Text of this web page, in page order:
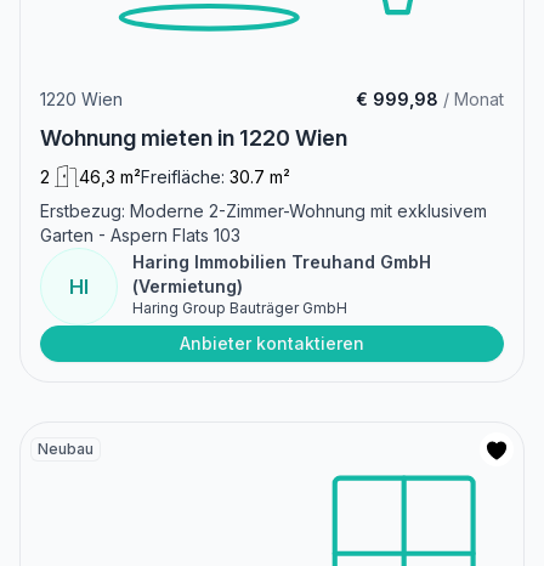
1220 Wien € 999,98 / Monat
Wohnung mieten in 1220 Wien
2 46,3 m²Freifläche: 30.7 m²
Erstbezug: Moderne 2-Zimmer-Wohnung mit exklusivem
Garten - Aspern Flats 103
HI
Haring Immobilien Treuhand GmbH
(Vermietung)
Haring Group Bauträger GmbH
Anbieter kontaktieren
Neubau